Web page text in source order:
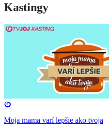
Kastingy
Moja mama varí lepšie ako tvoja